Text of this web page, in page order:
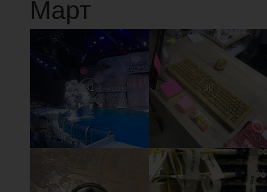
Март
31 30